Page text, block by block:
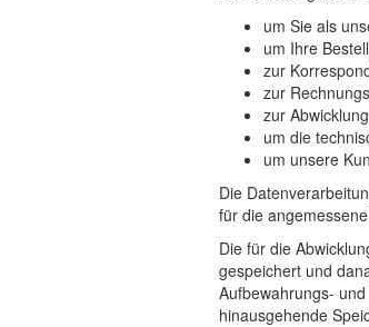
um Sie als
um Ihre
zur
zur
zur
um die
um unsere
Die
für die
Die für die
gespeichert und
Aufbewahrungs-
hinausgehende